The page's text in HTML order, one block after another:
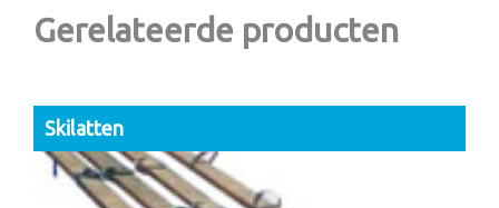
Gerelateerde producten
Skilatten